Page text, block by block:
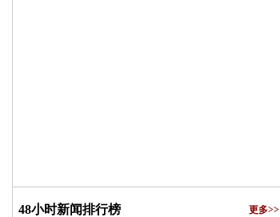
48小时新闻排行榜 更多>>